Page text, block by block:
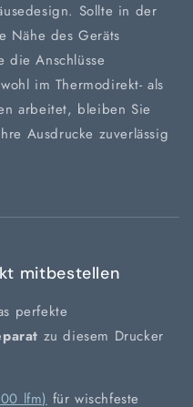
Sollte in der
Nähe des Geräts
die Anschlüsse
im Thermodirekt- als
arbeitet, bleiben Sie
Ausdrucke zuverlässig
mitbestellen
perfekte
zu diesem Drucker
lfm) für wischfeste